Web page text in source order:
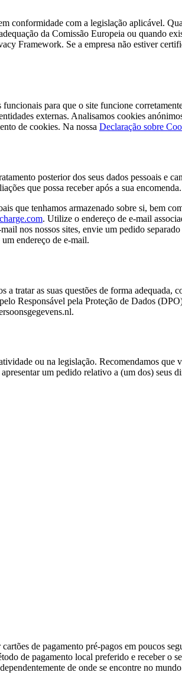
conformidade com a legislação aplicável.
da Comissão Europeia ou quando
Framework. Se a empresa não estiver
para que o site funcione
externas. Analisamos cookies
de cookies. Na nossa Declaração sobre
posterior dos seus dados pessoais e
que possa receber após a sua encomenda.
que tenhamos armazenado sobre si, bem
. Utilize o endereço de e-mail
nos nossos sites, envie um pedido
endereço de e-mail.
tratar as suas questões de forma adequada,
Responsável pela Proteção de Dados
ou na legislação. Recomendamos
um pedido relativo a (um dos) seus
de pagamento pré-pagos em poucos
de pagamento local preferido e receber o
de onde se encontre no